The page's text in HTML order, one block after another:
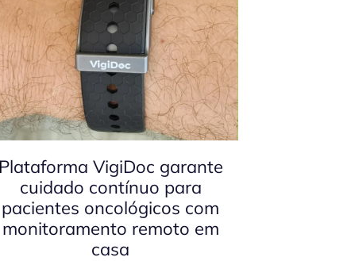
Plataforma VigiDoc garante
cuidado contínuo para
pacientes oncológicos com
monitoramento remoto em
casa